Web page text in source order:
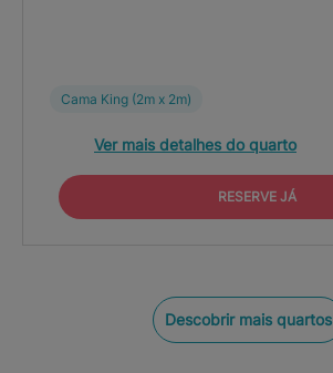
Cama King (2m x 2m)
Ver mais detalhes do quarto
RESERVE JÁ
Descobrir mais quartos